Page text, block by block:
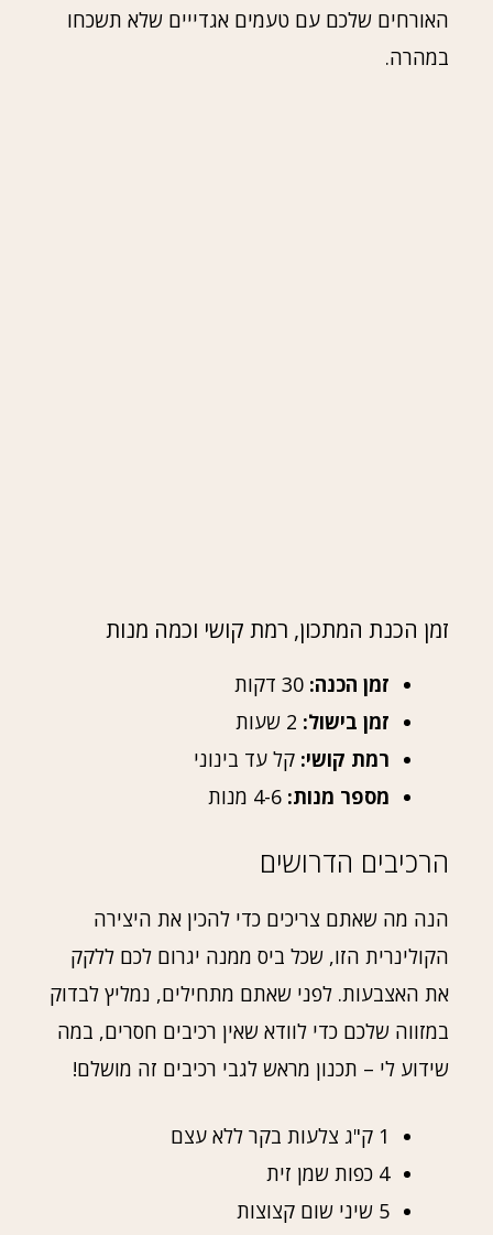
האורחים שלכם עם טעמים אגדייים שלא תשכחו
במהרה.
זמן הכנת המתכון, רמת קושי וכמה מנות
זמן הכנה:
זמן בישול:
רמת קושי: קל עד בינוני
מספר מנות:
הרכיבים הדרושים
הנה מה שאתם צריכים כדי להכין את היצירה
הקולינרית הזו, שכל ביס ממנה יגרום לכם ללקק
את האצבעות. לפני שאתם מתחילים, נמליץ לבדוק
במזווה שלכם כדי לוודא שאין רכיבים חסרים, במה
שידוע לי – תכנון מראש לגבי רכיבים זה מושלם!
1 ק"ג צלעות בקר ללא עצם
4 כפות שמן זית
5 שיני שום קצוצות